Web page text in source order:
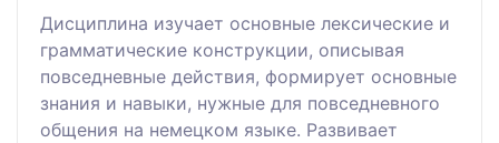
Дисциплина изучает основные лексические и
грамматические конструкции, описывая
повседневные действия, формирует основные
знания и навыки, нужные для повседневного
общения на немецком языке. Развивает